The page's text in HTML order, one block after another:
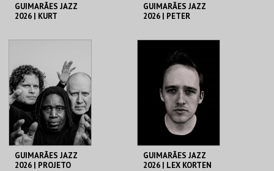
GUIMARÃES JAZZ
2026 | KURT
MAIS INFO
COMPRAR
GUIMARÃES JAZZ
2026 | PETER
MAIS INFO
COMPRAR
GUIMARÃES JAZZ
2026 | PROJETO
GUIMARÃES JAZZ
2026 | LEX KORTEN